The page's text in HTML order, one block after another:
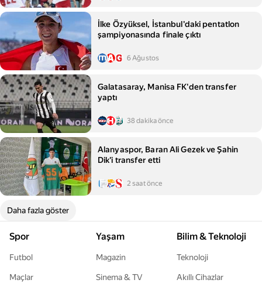
İlke Özyüksel, İstanbul'daki pentatlon
şampiyonasında finale çıktı
6 Ağustos
Galatasaray, Manisa FK'den transfer
yaptı
38 dakika önce
Alanyaspor, Baran Ali Gezek ve Şahin
Dik'i transfer etti
2 saat önce
Daha fazla göster
Spor
Futbol
Maçlar
Yaşam
Magazin
Sinema & TV
Bilim & Teknoloji
Teknoloji
Akıllı Cihazlar